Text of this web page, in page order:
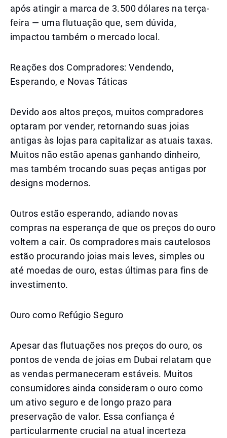
após atingir a marca de 3.500 dólares na terça-
feira — uma flutuação que, sem dúvida,
impactou também o mercado local.
Reações dos Compradores: Vendendo,
Esperando, e Novas Táticas
Devido aos altos preços, muitos compradores
optaram por vender, retornando suas joias
antigas às lojas para capitalizar as atuais taxas.
Muitos não estão apenas ganhando dinheiro,
mas também trocando suas peças antigas por
designs modernos.
Outros estão esperando, adiando novas
compras na esperança de que os preços do ouro
voltem a cair. Os compradores mais cautelosos
estão procurando joias mais leves, simples ou
até moedas de ouro, estas últimas para fins de
investimento.
Ouro como Refúgio Seguro
Apesar das flutuações nos preços do ouro, os
pontos de venda de joias em Dubai relatam que
as vendas permaneceram estáveis. Muitos
consumidores ainda consideram o ouro como
um ativo seguro e de longo prazo para
preservação de valor. Essa confiança é
particularmente crucial na atual incerteza